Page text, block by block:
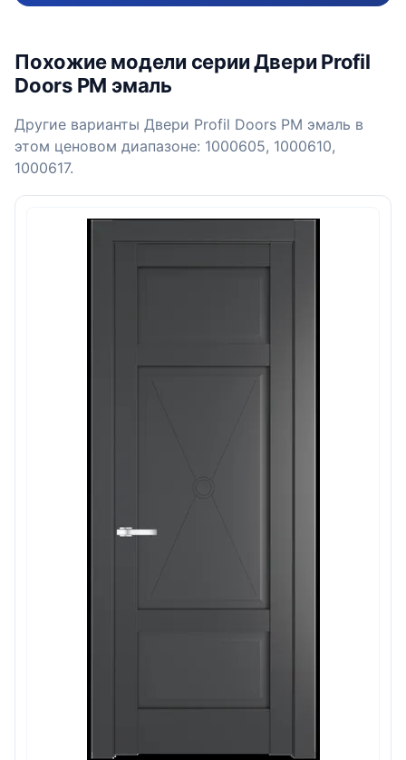
Похожие модели серии Двери Profil
Doors PM эмаль
Другие варианты Двери Profil Doors PM эмаль в
этом ценовом диапазоне: 1000605, 1000610,
1000617.